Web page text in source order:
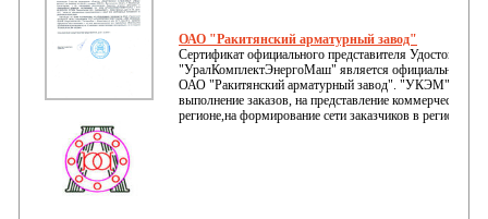
ОАО "Ракитянский арматурный завод"
Сертификат официального представителя
"УралКомплектЭнергоМаш" является официальным
ОАО "Ракитянский арматурный завод". "УКЭМ" имеет
выполнение заказов, на представление коммерческих
регионе,на формирование сети заказчиков в регионе и